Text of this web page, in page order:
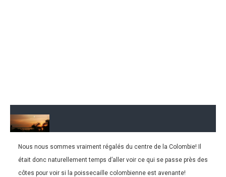
23.02.2016
Nous nous sommes vraiment régalés du centre de la Colombie! Il
était donc naturellement temps d’aller voir ce qui se passe près des
côtes pour voir si la poissecaille colombienne est avenante!